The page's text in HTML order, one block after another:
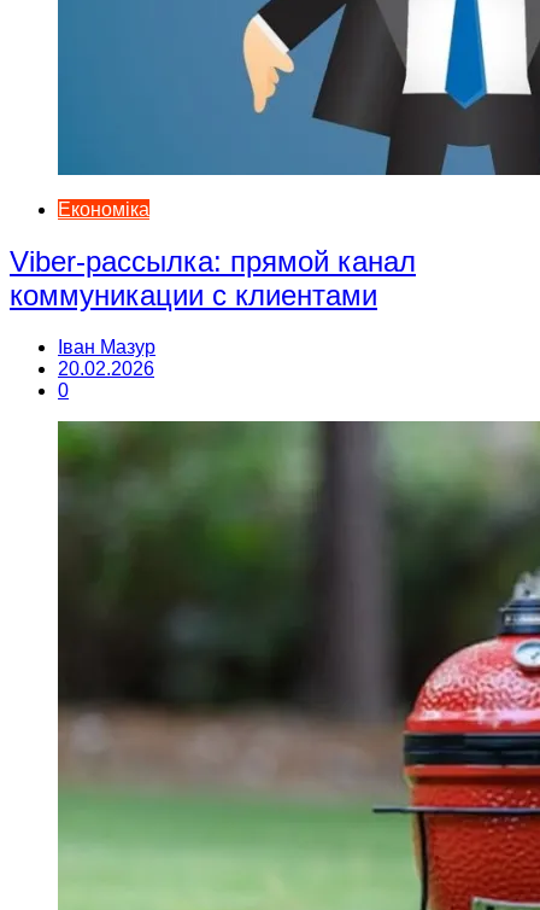
Економіка
Viber-рассылка: прямой канал
коммуникации с клиентами
Іван Мазур
20.02.2026
0